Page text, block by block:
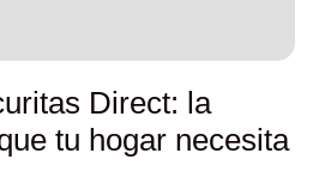
Direct: la
tu hogar necesita